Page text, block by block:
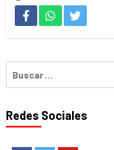
Redes Sociales